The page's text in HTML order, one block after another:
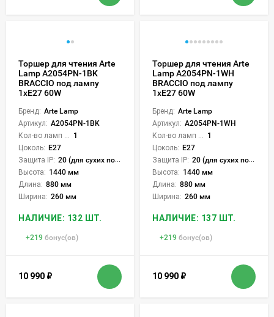
Торшер для чтения Arte
Lamp A2054PN-1BK
BRACCIO под лампу
1xE27 60W
Бренд: Arte Lamp
Артикул: A2054PN-1BK
1
Цоколь: E27
Защита IP: 20 (для сухих пом.)
Высота: 1440 мм
Длина: 880 мм
Ширина: 260 мм
НАЛИЧИЕ: 132 ШТ.
+219 бонус(ов)
10 990 ₽
Торшер для чтения Arte
Lamp A2054PN-1WH
BRACCIO под лампу
1xE27 60W
Бренд: Arte Lamp
Артикул: A2054PN-1WH
1
Цоколь: E27
Защита IP: 20 (для сухих пом.)
Высота: 1440 мм
Длина: 880 мм
Ширина: 260 мм
НАЛИЧИЕ: 137 ШТ.
+219 бонус(ов)
10 990 ₽